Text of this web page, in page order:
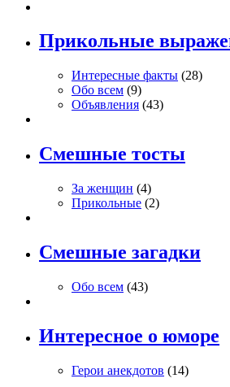
Прикольные
Интересные факты (28)
Обо всем (9)
Объявления (43)
Смешные тосты
За женщин (4)
Прикольные (2)
Смешные загадки
Обо всем (43)
Интересное о юморе
Герои анекдотов (14)